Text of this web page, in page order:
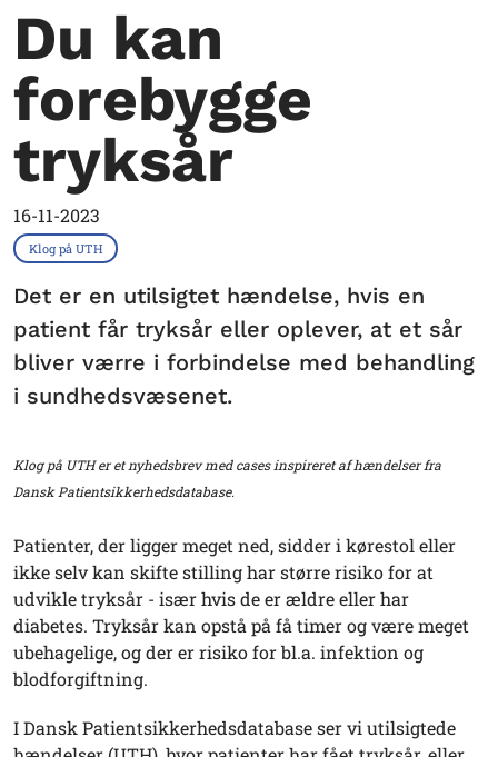
Du kan
forebygge
tryksår
16-11-2023
Klog på UTH
Det er en utilsigtet hændelse, hvis en
patient får tryksår eller oplever, at et sår
bliver værre i forbindelse med behandling
i sundhedsvæsenet.
Klog på UTH er et nyhedsbrev med cases inspireret af hændelser fra
Dansk Patientsikkerhedsdatabase.
Patienter, der ligger meget ned, sidder i kørestol eller
ikke selv kan skifte stilling har større risiko for at
udvikle tryksår - især hvis de er ældre eller har
diabetes. Tryksår kan opstå på få timer og være meget
ubehagelige, og der er risiko for bl.a. infektion og
blodforgiftning.
I Dansk Patientsikkerhedsdatabase ser vi utilsigtede